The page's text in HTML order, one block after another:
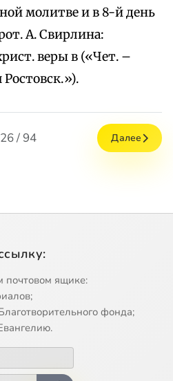
молитве и в 8-й день
А. Свирлина:
веры в («Чет. –
26 / 94 Далее
ящике:
фонда;